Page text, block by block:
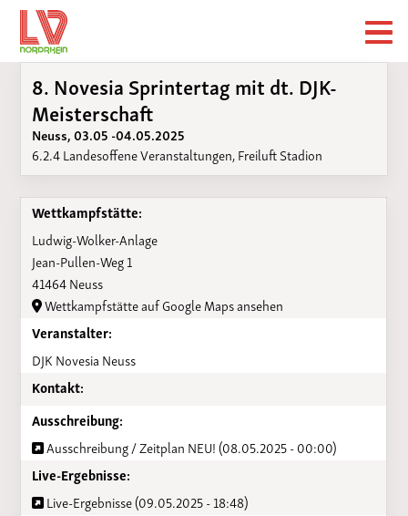
8. Novesia Sprintertag mit dt. DJK-
Meisterschaft
Neuss, 03.05 -04.05.2025
6.2.4 Landesoffene Veranstaltungen, Freiluft Stadion
Wettkampfstätte:
Ludwig-Wolker-Anlage
Jean-Pullen-Weg 1
41464 Neuss
Wettkampfstätte auf Google Maps ansehen
Veranstalter:
DJK Novesia Neuss
Kontakt:
Ausschreibung:
Ausschreibung / Zeitplan NEU! (08.05.2025 - 00:00)
Live-Ergebnisse:
Live-Ergebnisse (09.05.2025 - 18:48)